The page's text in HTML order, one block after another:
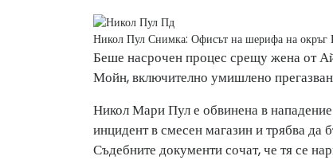
Никол Пул Снимка: Офисът на шерифа на окръг
Беше насрочен процес срещу жена от
Мойн, включително умишлено
Никол Мари Пул е обвинена в
инцидент в смесен магазин и трябва
Съдебните документи сочат, че тя се